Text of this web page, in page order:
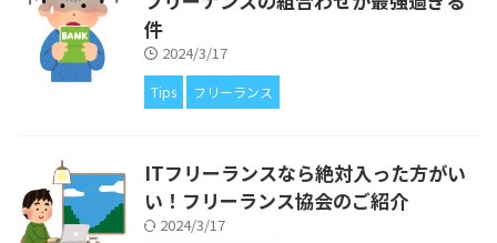
件
2024/3/17
Tips フリーランス
ITフリーランスなら絶対入った方がい
い！フリーランス協会のご紹介
2024/3/17